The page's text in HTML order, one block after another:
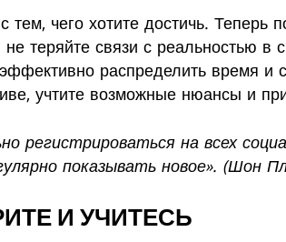
чего хотите достичь. Теперь
теряйте связи с реальностью в
распределить время
учтите возможные нюансы и
регистрироваться на всех
показывать новое». (Шон
И УЧИТЕСЬ